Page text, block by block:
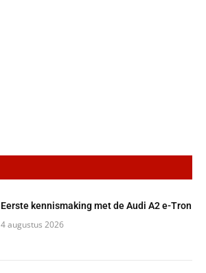
Eerste kennismaking met de Audi A2 e-Tron
4 augustus 2026